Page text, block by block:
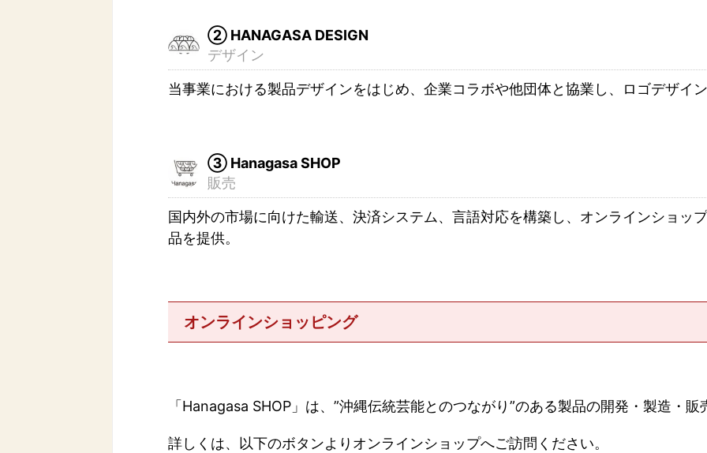
➁ HANAGASA DESIGN
デザイン
当事業における製品デザインをはじめ、企業コラボや他団体と協業し、ロゴデザイ
➂ Hanagasa SHOP
販売
国内外の市場に向けた輸送、決済システム、言語対応を構築し、オンラインショッ
品を提供。
オンラインショッピング
「Hanagasa SHOP」は、”沖縄伝統芸能とのつながり”のある製品の開発・製造・
詳しくは、以下のボタンよりオンラインショップへご訪問ください。